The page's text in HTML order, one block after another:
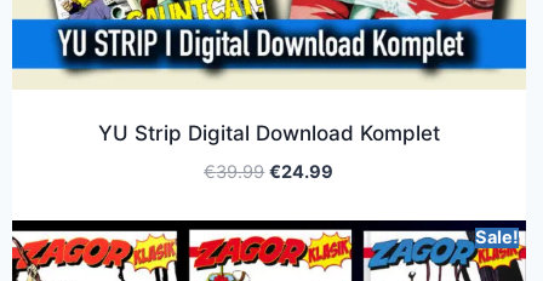
YU Strip Digital Download Komplet
€39.99 €24.99
Sale!